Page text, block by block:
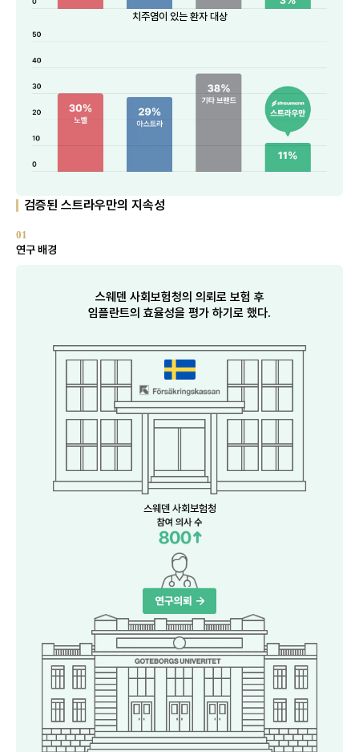
치주염이 있는 환자 대상
검증된 스트라우만의 지속성
01
연구 배경
스웨덴 사회보험청의 의뢰로 보험 후
임플란트의 효율성을 평가 하기로 했다.
스웨덴 사회보험청